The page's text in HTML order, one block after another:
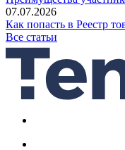
07.07.2026
Как попасть в Реестр
Все статьи